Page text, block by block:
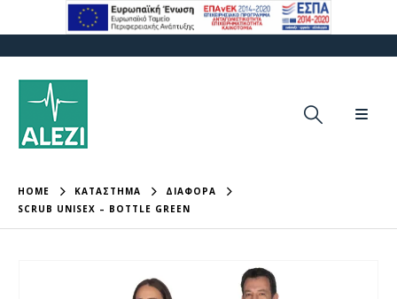
HOME ΚΑΤΑΣΤΗΜΑ
ΔΙΆΦΟΡΑ
SCRUB UNISEX – BOTTLE GREEN